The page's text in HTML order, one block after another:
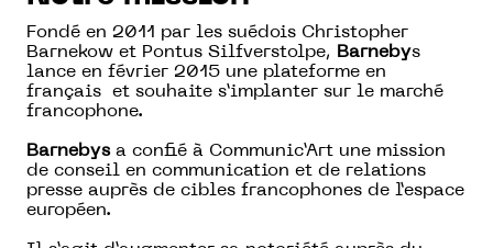
Fondé en 2011 par les suédois Christopher
Barnekow et Pontus Silfverstolpe,
Barnebys
lance en février 2015 une plateforme en
français et souhaite s’implanter sur le marché
francophone.
Barnebysa confié à Communic’Art une mission
de conseil en communication et de relations
presse auprès de cibles francophones de l’espace
européen.